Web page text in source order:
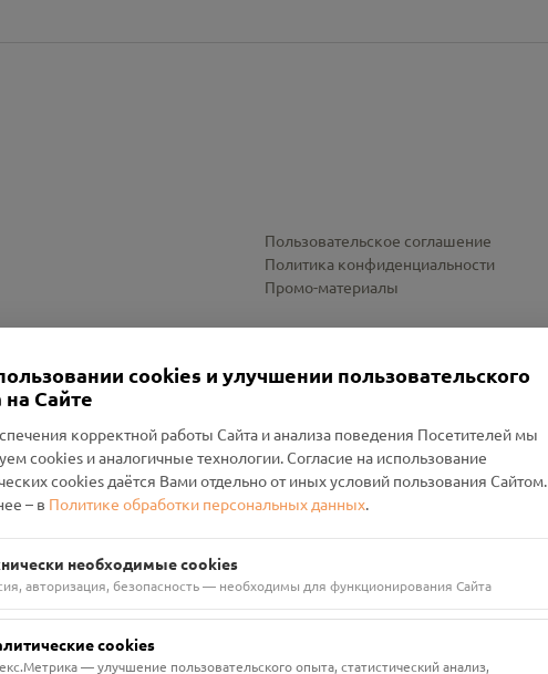
Пользовательское соглашение
Политика конфиденциальности
Промо-материалы
Проект Помним»
Руднянский, г. Рудня, улица Западная, д. 26А, пом. 18
БАНК"
cookies и улучшении пользовательского
Сайте
корректной работы Сайта и анализа поведения Посетителей мы
cookies и аналогичные технологии. Согласие на использование
cookies даётся Вами отдельно от иных условий пользования Сайтом.
– в Политике обработки персональных данных.
необходимые cookies
авторизация, безопасность — необходимы для функционирования Сайта
cookies
— улучшение пользовательского опыта, статистический анализ,